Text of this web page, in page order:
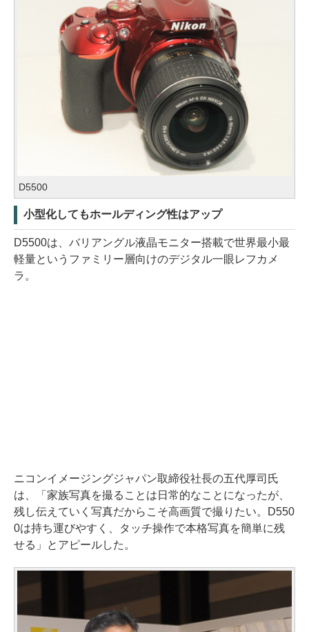
D5500
小型化してもホールディング性はアップ
D5500は、バリアングル液晶モニター搭載で世界最小最
軽量というファミリー層向けのデジタル一眼レフカメ
ラ。
ニコンイメージングジャパン取締役社長の五代厚司氏
は、「家族写真を撮ることは日常的なことになったが、
残し伝えていく写真だからこそ高画質で撮りたい。D550
0は持ち運びやすく、タッチ操作で本格写真を簡単に残
せる」とアピールした。